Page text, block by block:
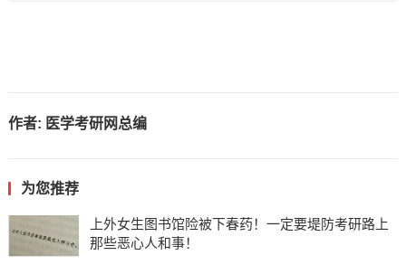
作者: 医学考研网总编
为您推荐
上外女生图书馆险被下春药！一定要堤防考研路上
那些恶心人和事！